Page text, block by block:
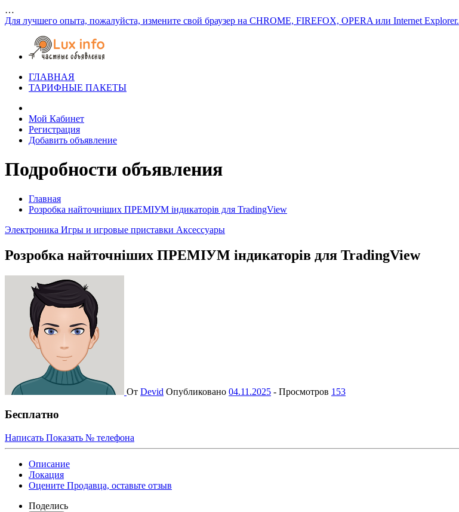
…
Для лучшего опыта, пожалуйста, измените свой браузер на CHROME, FIREFOX, OPERA или Internet Explorer.
ГЛАВНАЯ
ТАРИФНЫЕ ПАКЕТЫ
Мой Кабинет
Регистрация
Добавить объявление
Подробности объявления
Главная
Розробка найточніших ПРЕМІУМ індикаторів для TradingView
Электроника Игры и игровые приставки Аксессуары
Розробка найточніших ПРЕМІУМ індикаторів для TradingView
От Devid Опубликовано 04.11.2025 - Просмотров 153
Бесплатно
Написать Показать № телефона
Описание
Локация
Оцените Продавца, оставьте отзыв
Поделись